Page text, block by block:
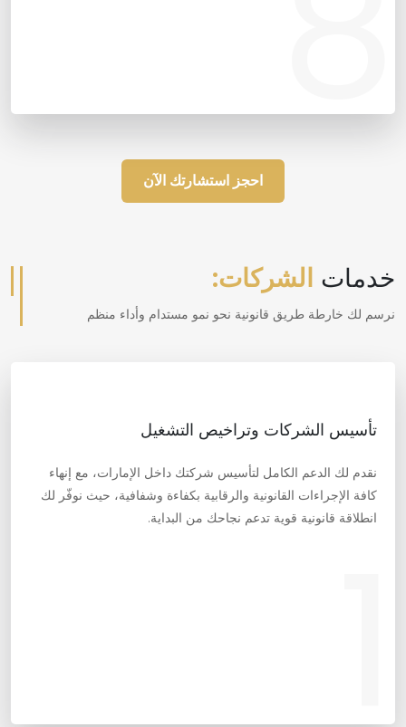
احجز استشارتك الآن
خدمات الشركات:
نرسم لك خارطة طريق قانونية نحو نمو مستدام وأداء منظم
تأسيس الشركات وتراخيص التشغيل
نقدم لك الدعم الكامل لتأسيس شركتك داخل الإمارات، مع إنهاء
كافة الإجراءات القانونية والرقابية بكفاءة وشفافية، حيث نوفّر لك
انطلاقة قانونية قوية تدعم نجاحك من البداية.